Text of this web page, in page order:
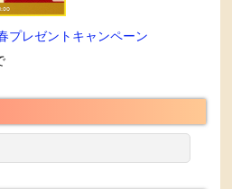
プレゼントキャンペーン